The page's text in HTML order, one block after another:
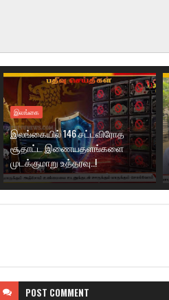
இலங்கை
இலங்கையில் 146 சட்டவிரோத
சூதாட்ட இணையதளங்களை
முடக்குமாறு உத்தரவு..!
POST COMMENT